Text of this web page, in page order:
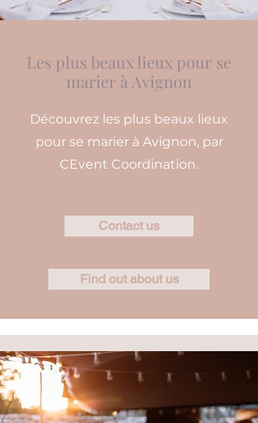
Les plus beaux lieux pour se
marier à Avignon
Découvrez les plus beaux lieux
pour se marier à Avignon, par
CEvent Coordination.
Contact us
Find out about us